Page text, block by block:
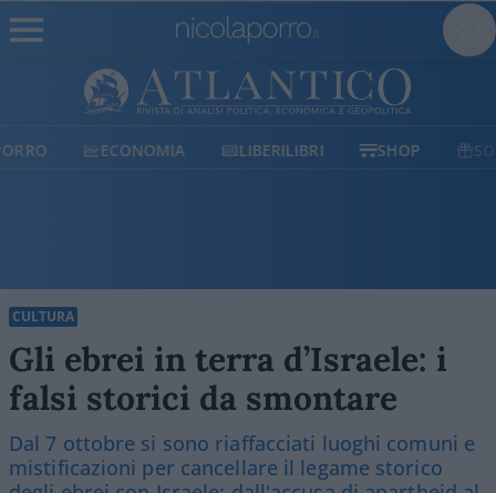
ECONOMIA LIBERILIBRI SHOP SOSTIENICI
CULTURA
Gli ebrei in terra d’Israele: i
falsi storici da smontare
Dal 7 ottobre si sono riaffacciati luoghi comuni e
mistificazioni per cancellare il legame storico